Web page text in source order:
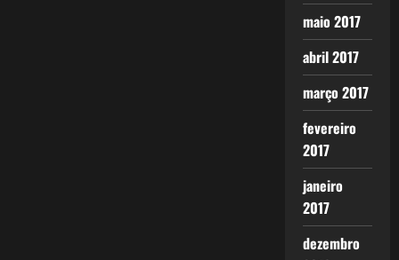
maio 2017
abril 2017
março 2017
fevereiro
2017
janeiro
2017
dezembro